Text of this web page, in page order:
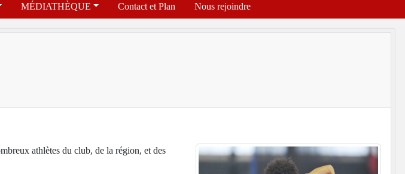
MÉDIATHÈQUE Contact et Plan Nous rejoindre
athlètes du club, de la région, et des